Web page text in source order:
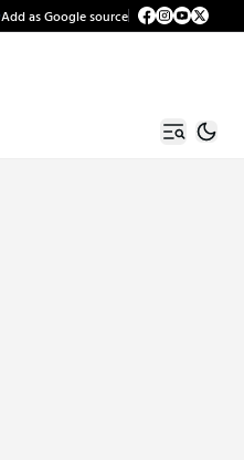
Add as Google source